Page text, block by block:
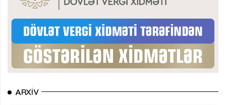
ARXIV